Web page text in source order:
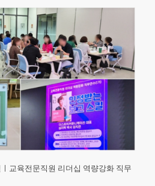
교육전문직원 리더십 역량강화 직무